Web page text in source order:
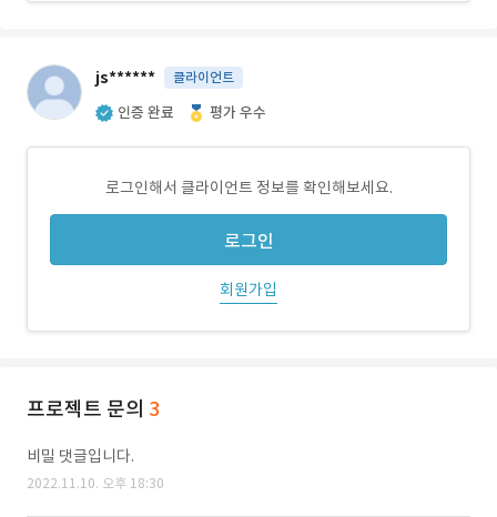
js****** 클라이언트
인증 완료 평가 우수
로그인해서 클라이언트 정보를 확인해보세요.
로그인
회원가입
프로젝트 문의 3
비밀 댓글입니다.
2022.11.10. 오후 18:30